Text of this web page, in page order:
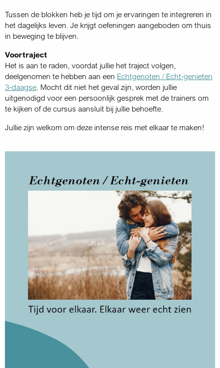
Tussen de blokken heb je tijd om je ervaringen te integreren in
het dagelijks leven. Je krijgt oefeningen aangeboden om thuis
in beweging te blijven.
Voortraject
Het is aan te raden, voordat jullie het traject volgen,
deelgenomen te hebben aan een Echtgenoten / Echt-genieten
3-daagse. Mocht dit niet het geval zijn, worden jullie
uitgenodigd voor een persoonlijk gesprek met de trainers om
te kijken of de cursus aansluit bij jullie behoefte.
Jullie zijn welkom om deze intense reis met elkaar te maken!